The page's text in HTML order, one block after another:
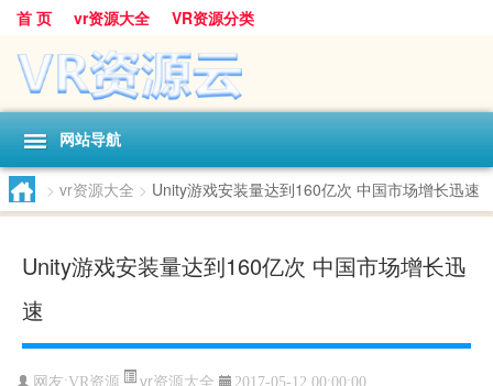
首 页 vr资源大全 VR资源分类
网站导航
> vr资源大全 > Unity游戏安装量达到160亿次 中国市场增长迅速
Unity游戏安装量达到160亿次 中国市场增长迅
速
网友:VR资源 vr资源大全 2017-05-12 00:00:00